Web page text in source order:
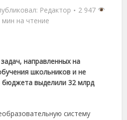
Редактор
2 947
мин на чтение
направленных на
школьников и не
бюджета выделили 32 млрд
систему